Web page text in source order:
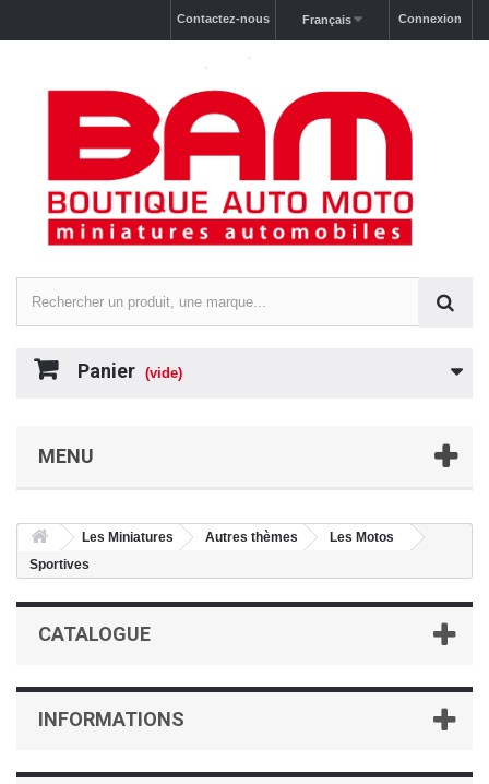
Connexion
Français
Contactez-nous
Panier (vide)
MENU
Les Miniatures Autres thèmes
Les Motos
Sportives
CATALOGUE
INFORMATIONS